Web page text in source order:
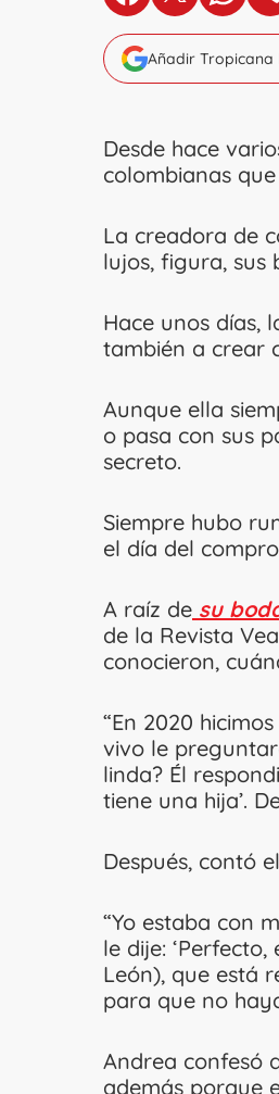
Añadir Tropicana
Desde hace
colombianas
La creadora de
lujos, figura, sus
Hace unos días,
también a crear
Aunque ella
o pasa con sus
secreto.
Siempre hubo
el día del
A raíz de su
de la Revista
conocieron,
“En 2020
vivo le
linda? Él
tiene una hija’.
Después, contó
“Yo estaba con
le dije:
León), que está
para que no
Andrea confesó
además porque